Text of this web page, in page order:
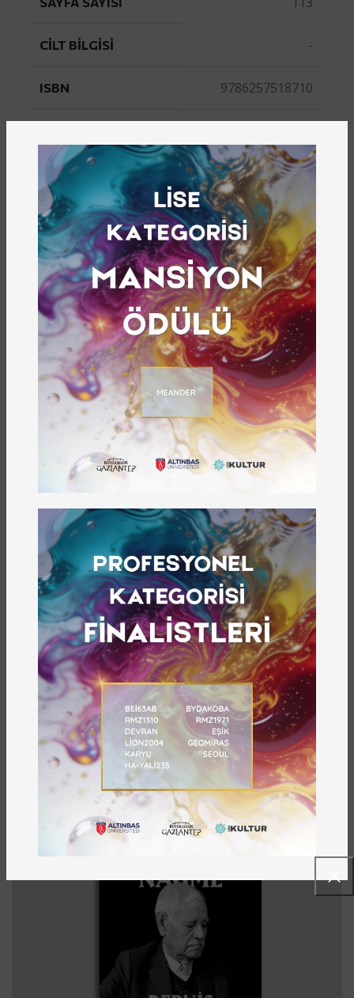
CILT BILGISI -
ISBN 9786257518710
YAYIN NUMARASI 114
E-kitaba Ulaşmak İçin Tıklayın
Editörlüğünü Prof. Dr. Mehmet Ali Yıldırım ve
Prof. Dr. Osman Köse’nin üstlendiği 500. Yılında
Mercidabık Savaşı, alanında yetkin
akademisyenlerin katkılarıyla, bu büyük tarihsel
kırılmayı çok boyutlu bir bakış açısıyla ele
almaktadır. Kitapta yer alan çalışmalar, Osmanlı-
Memlûk ilişkilerinin siyasi arka planından dinî
meşruiyet tartışmalarına, bölgenin coğrafi ve
sosyoekonomik şartlarından uluslararası
dengelere kadar geniş bir perspektif sunmakta;
Mercidabık’ı yalnızca askerî bir hadise olarak
değil, medeniyetler arası geçişin anahtar
kavşaklarından biri olarak değerlendirmektedir.
Sonraki Önceki
ÖNE ÇIKANLAR